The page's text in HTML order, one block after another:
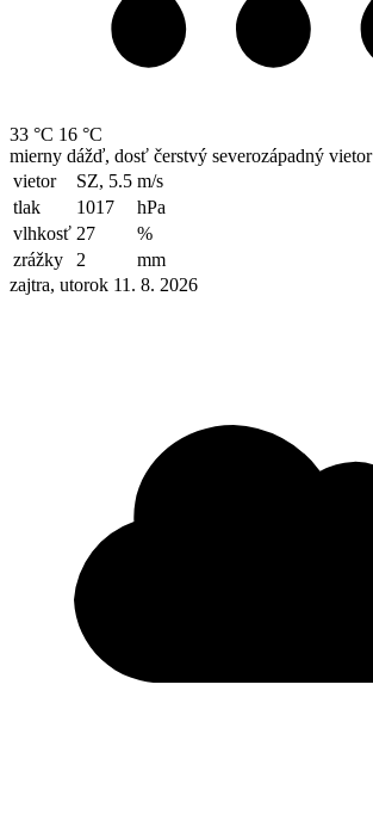
33 °C 16 °C
mierny dážď, dosť čerstvý severozápadný vietor
vietor
SZ, 5.5 m/s
tlak
1017
hPa
vlhkosť 27
%
zrážky
2
mm
zajtra, utorok 11. 8. 2026